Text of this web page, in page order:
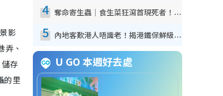
影
、
存
的里
4 奪命寄生蟲｜食生菜狂瀉首現死者！疫潮惡化錄1.8萬宗病例 揭洗菜3大謬誤
5 內地客歎港人唔識老！揭港鐵保鮮級冷氣 港人求放過：咪投訴
U GO 本週好去處